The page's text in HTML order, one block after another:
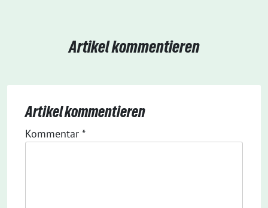
Artikel kommentieren
Artikel kommentieren
Kommentar *